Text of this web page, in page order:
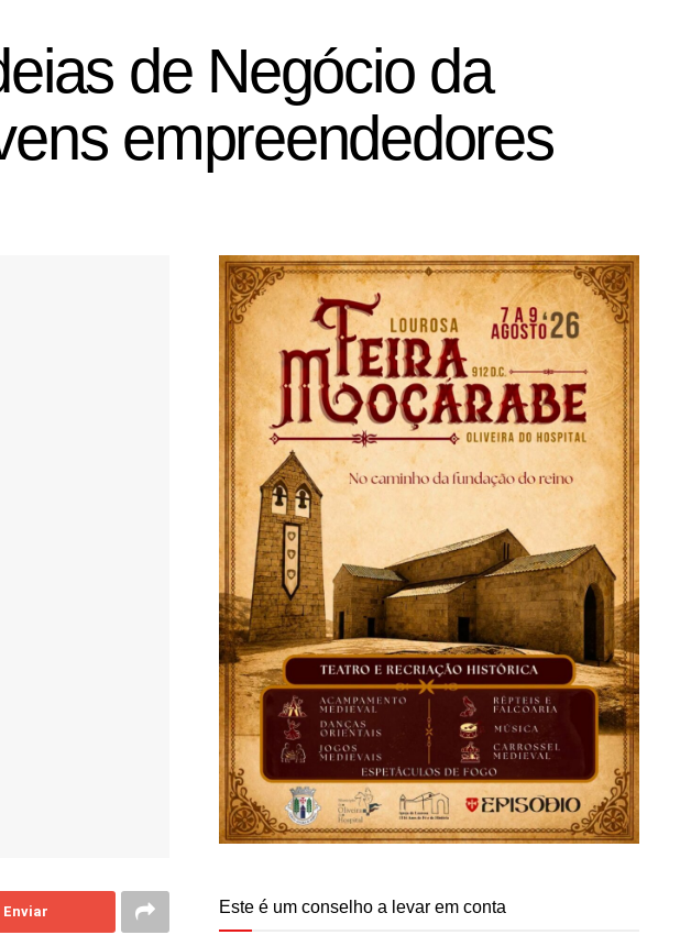
de Negócio da
empreendedores
Enviar Este é um conselho a levar em conta